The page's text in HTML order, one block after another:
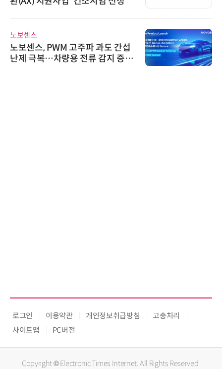
노보센스
노보센스, PWM 고주파 과도 간섭
난제 극복…차량용 전류 감지 증폭
로그인 이용약관 개인정보취급방침
고충처리
사이트맵
PC버전
Copyright © Electronic Times Internet. All Rights Reserved.